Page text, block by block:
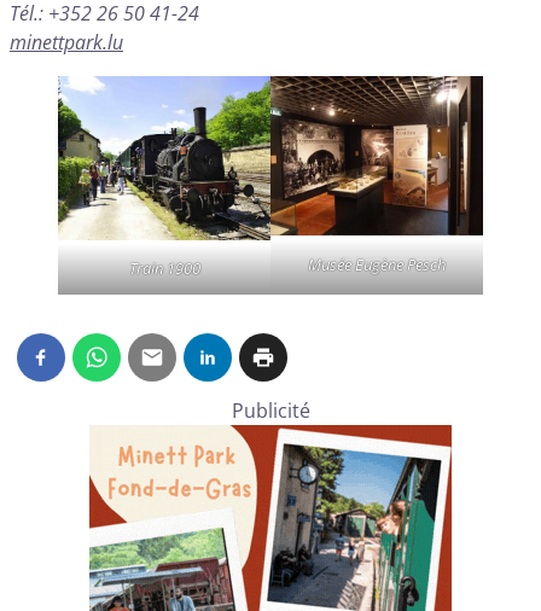
Tél.: +352 26 50 41-24
minettpark.lu
Train 1900 Musée Eugène Pesch
Publicité